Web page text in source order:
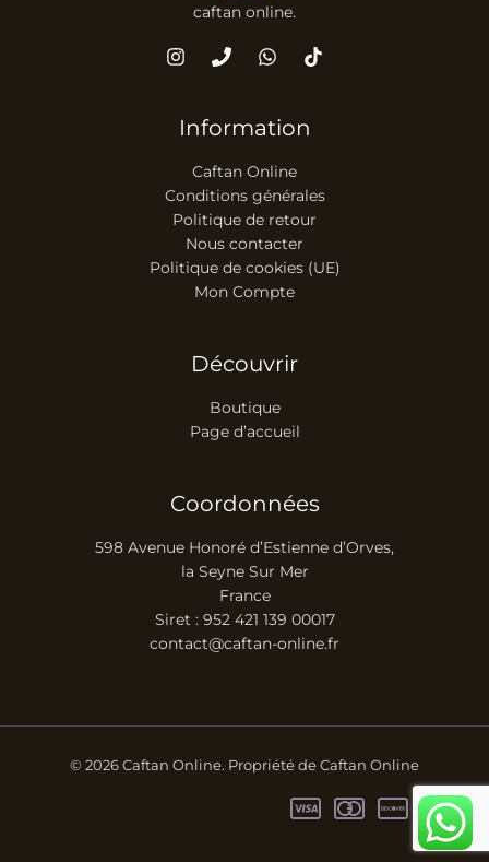
caftan online.
Information
Caftan Online
Conditions générales
Politique de retour
Nous contacter
Politique de cookies (UE)
Mon Compte
Découvrir
Boutique
Page d’accueil
Coordonnées
598 Avenue Honoré d’Estienne d’Orves,
la Seyne Sur Mer
France
Siret : 952 421 139 00017
contact@caftan-online.fr
© 2026 Caftan Online. Propriété de Caftan Online